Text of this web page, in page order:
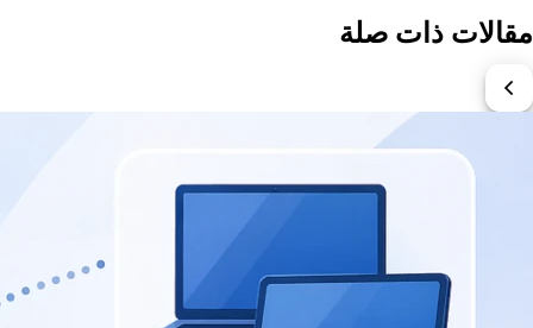
مقالات ذات صلة
chevron_left